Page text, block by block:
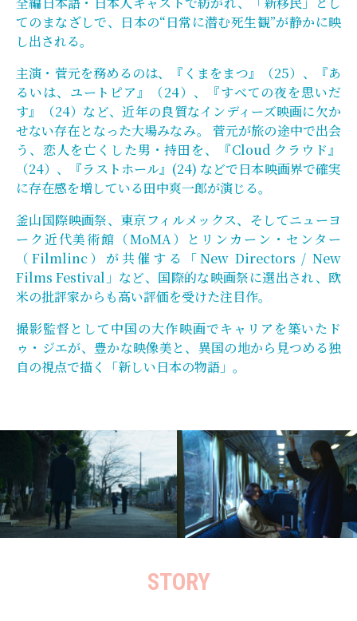
てのまなざしで、日本の“日常に潜む死生観”が静かに映
し出される。
主演・菅元を務めるのは、『くまをまつ』（25）、『あ
るいは、ユートピア』（24）、『すべての夜を思いだ
す』（24）など、近年の良質なインディーズ映画に欠か
せない存在となった大場みなみ。 菅元が旅の途中で出会
う、恋人を亡くした男・持田を、『Cloud クラウド』
（24）、『ラストホール』(24) などで日本映画界で確実
に存在感を増している田中爽一郎が演じる。
釜山国際映画祭、東京フィルメックス、そしてニューヨ
ーク近代美術館（MoMA）とリンカーン・センター
（Filmlinc）が共催する「New Directors / New
Films Festival」など、国際的な映画祭に選出され、欧
米の批評家からも高い評価を受けた注目作。
撮影監督として中国の大作映画でキャリアを築いたド
ゥ・ジエが、豊かな映像美と、異国の地から見つめる独
自の視点で描く「新しい日本の物語」。
STORY